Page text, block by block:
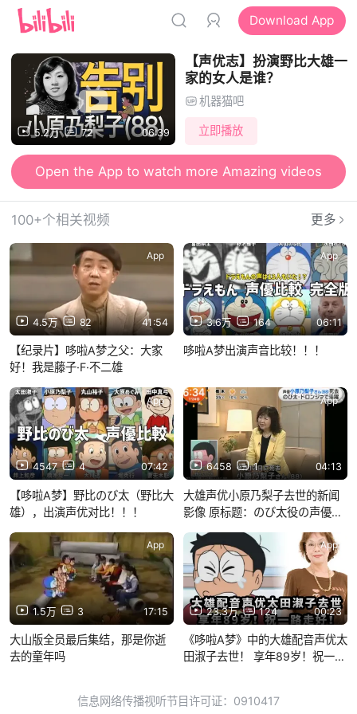
Download App
5.2万 72 06:39
【声优志】扮演野比大雄一
家的女人是谁？
机器猫吧
立即播放
Open the App to watch more Amazing videos
100+个相关视频 更多
4.5万 82 41:54
App
【纪录片】哆啦A梦之父：大家
好！我是藤子·F·不二雄
3.6万 164 06:11
App
哆啦A梦出演声音比较！！！
4547 4 07:42
App
【哆啦A梦】野比のび太（野比大
雄），出演声优对比！！！
6458 1 04:13
App
大雄声优小原乃梨子去世的新闻
影像 原标题：のび太役の声優死
1.5万 3 17:15
App
大山版全员最后集结，那是你逝
去的童年吗
23.3万 124 00:23
App
《哆啦A梦》中的大雄配音声优太
田淑子去世！ 享年89岁！祝一路
信息网络传播视听节目许可证：0910417